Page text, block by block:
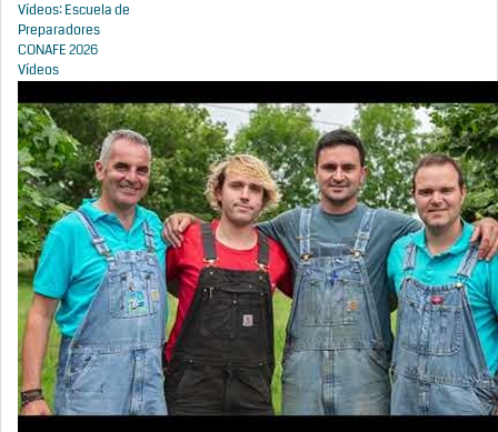
Vídeos: Escuela de
Preparadores
CONAFE 2026
Vídeos